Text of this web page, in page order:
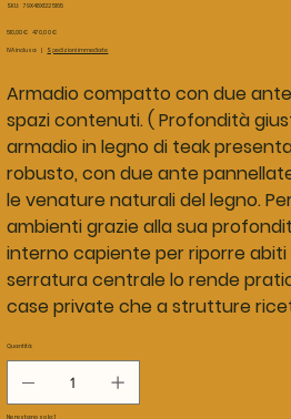
SKU: SKU
5165
79X48X122 5165
Prezzo
originale
510,00 € Prezzo
scontato
470,00 €
IVA inclusa Spedizioni immediate
Armadio compatto con due
spazi contenuti. ( Profondità
armadio in legno di teak
robusto, con due ante
le venature naturali del legno.
ambienti grazie alla sua
interno capiente per riporre abiti
serratura centrale lo rende
case private che a strutture
Quantità
Ne restano solo: 1